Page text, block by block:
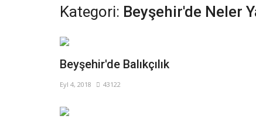
Kategori: Beyşehir'de Neler
Beyşehir'de Balıkçılık
Eyl 4, 2018 43122